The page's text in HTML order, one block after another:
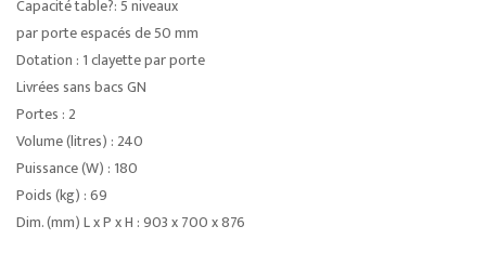
Capacité table?: 5 niveaux
par porte espacés de 50 mm
Dotation : 1 clayette par porte
Livrées sans bacs GN
Portes : 2
Volume (litres) : 240
Puissance (W) : 180
Poids (kg) : 69
Dim. (mm) L x P x H : 903 x 700 x 876